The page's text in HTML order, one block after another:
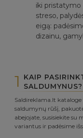
iki
streso,
eigą:
dizainu,
1
KAIP
SALDUMYNUS?
Saldireklama.lt
saldumynų rūšį,
abejojate, susisiekite
variantus ir padėsime